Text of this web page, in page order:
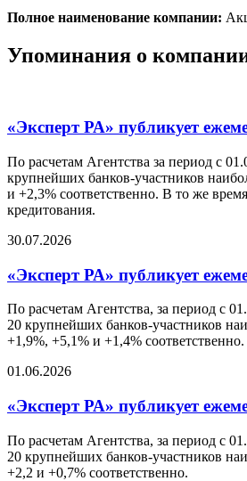
Полное наименование компании:
Упоминания о
«Эксперт РА» публикует
По расчетам Агентства за период с
крупнейших банков-участников
и +2,3% соответственно. В то же
кредитования.
30.07.2026
«Эксперт РА» публикует
По расчетам Агентства, за период с
20 крупнейших банков-участников
+1,9%, +5,1% и +1,4% соответственно.
01.06.2026
«Эксперт РА» публикует
По расчетам Агентства, за период с
20 крупнейших банков-участников
+2,2 и +0,7% соответственно.